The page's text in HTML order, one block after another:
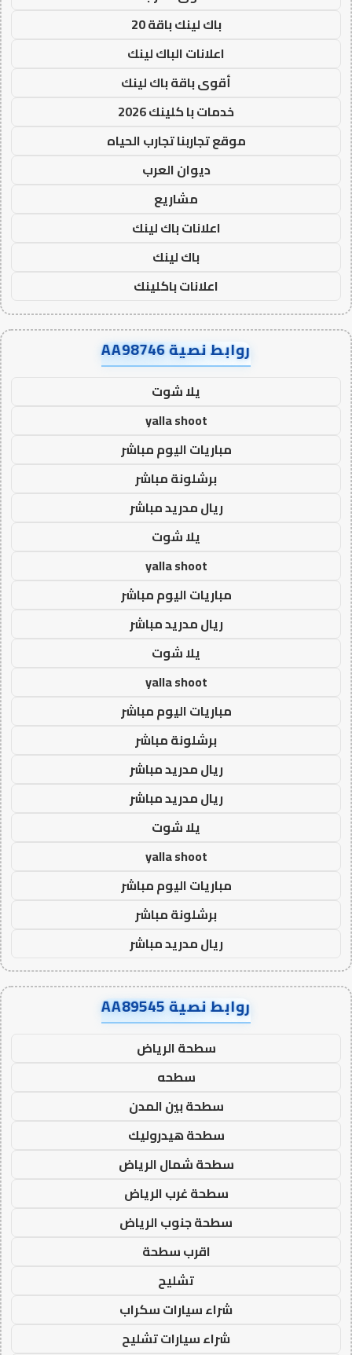
باك لينك باقة 20
اعلانات الباك لينك
أقوى باقة باك لينك
خدمات با كلينك 2026
موقع تجاربنا تجارب الحياه
ديوان العرب
مشاريع
اعلانات باك لينك
باك لينك
اعلانات باكلينك
روابط نصية AA98746
يلا شوت
yalla shoot
مباريات اليوم مباشر
برشلونة مباشر
ريال مدريد مباشر
يلا شوت
yalla shoot
مباريات اليوم مباشر
ريال مدريد مباشر
يلا شوت
yalla shoot
مباريات اليوم مباشر
برشلونة مباشر
ريال مدريد مباشر
ريال مدريد مباشر
يلا شوت
yalla shoot
مباريات اليوم مباشر
برشلونة مباشر
ريال مدريد مباشر
روابط نصية AA89545
سطحة الرياض
سطحه
سطحة بين المدن
سطحة هيدروليك
سطحة شمال الرياض
سطحة غرب الرياض
سطحة جنوب الرياض
اقرب سطحة
تشليح
شراء سيارات سكراب
شراء سيارات تشليح